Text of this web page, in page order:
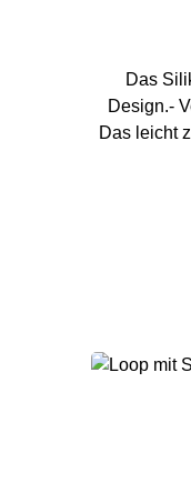
Das
Design.-
Das leicht